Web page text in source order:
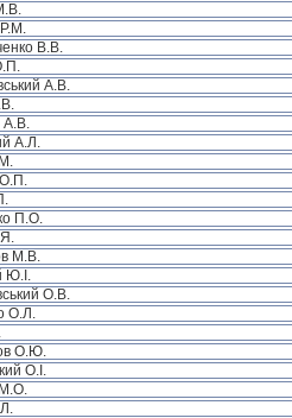
В.В.
А.В.
А.В.
А.Л.
П.О.
М.В.
Ю.І.
О.В.
О.Л.
О.Ю.
О.І.